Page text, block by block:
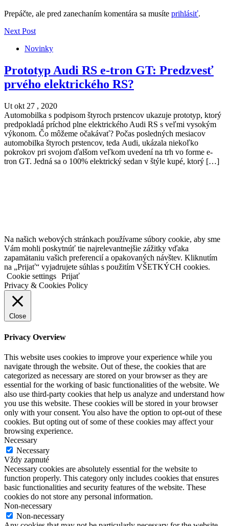
Prepáčte, ale pred zanechaním komentára sa musíte prihlásiť.
Next Post
Novinky
Prototyp Audi RS e-tron GT: Predzvesť
prvého elektrického RS?
Ut okt 27 , 2020
Automobilka s podpisom štyroch prstencov ukazuje prototyp, ktorý
predpokladá príchod plne elektrického Audi RS s veľmi vysokým
výkonom. Čo môžeme očakávať? Počas posledných mesiacov
automobilka štyroch prstencov, teda Audi, ukázala niekoľko
pokrokov pri svojom ďalšom veľkom uvedení na trh vo forme e-
tron GT. Jedná sa o 100% elektrický sedan v štýle kupé, ktorý […]
Na našich webových stránkach používame súbory cookie, aby sme
Vám mohli poskytnúť tie najrelevantnejšie zážitky vďaka
zapamätaniu vašich preferencií a opakovaných návštev. Kliknutím
na „Prijať“ vyjadrujete súhlas s použitím VŠETKÝCH cookies.
Cookie settings Prijať
Privacy & Cookies Policy
Close
Privacy Overview
This website uses cookies to improve your experience while you
navigate through the website. Out of these, the cookies that are
categorized as necessary are stored on your browser as they are
essential for the working of basic functionalities of the website. We
also use third-party cookies that help us analyze and understand how
you use this website. These cookies will be stored in your browser
only with your consent. You also have the option to opt-out of these
cookies. But opting out of some of these cookies may affect your
browsing experience.
Necessary
Necessary
Vždy zapnuté
Necessary cookies are absolutely essential for the website to
function properly. This category only includes cookies that ensures
basic functionalities and security features of the website. These
cookies do not store any personal information.
Non-necessary
Non-necessary